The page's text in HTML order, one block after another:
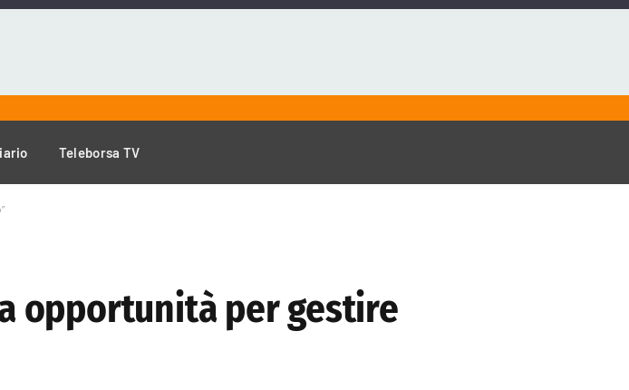
Teleborsa TV
opportunità per gestire